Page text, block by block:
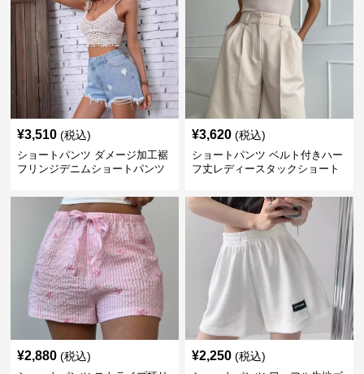
¥3,510 (税込)
ショートパンツ ダメージ加工裾
フリンジデニムショートパンツ
¥3,620 (税込)
ショートパンツ ベルト付きハー
フ丈レディースタックショート
¥2,880 (税込) ¥2,250 (税込)